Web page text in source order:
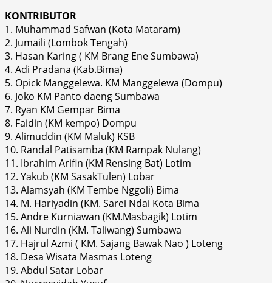
KONTRIBUTOR
1. Muhammad Safwan (Kota Mataram)
2. Jumaili (Lombok Tengah)
3. Hasan Karing ( KM Brang Ene Sumbawa)
4. Adi Pradana (Kab.Bima)
5. Opick Manggelewa. KM Manggelewa (Dompu)
6. Joko KM Panto daeng Sumbawa
7. Ryan KM Gempar Bima
8. Faidin (KM kempo) Dompu
9. Alimuddin (KM Maluk) KSB
10. Randal Patisamba (KM Rampak Nulang)
11. Ibrahim Arifin (KM Rensing Bat) Lotim
12. Yakub (KM SasakTulen) Lobar
13. Alamsyah (KM Tembe Nggoli) Bima
14. M. Hariyadin (KM. Sarei Ndai Kota Bima
15. Andre Kurniawan (KM.Masbagik) Lotim
16. Ali Nurdin (KM. Taliwang) Sumbawa
17. Hajrul Azmi ( KM. Sajang Bawak Nao ) Loteng
18. Desa Wisata Masmas Loteng
19. Abdul Satar Lobar